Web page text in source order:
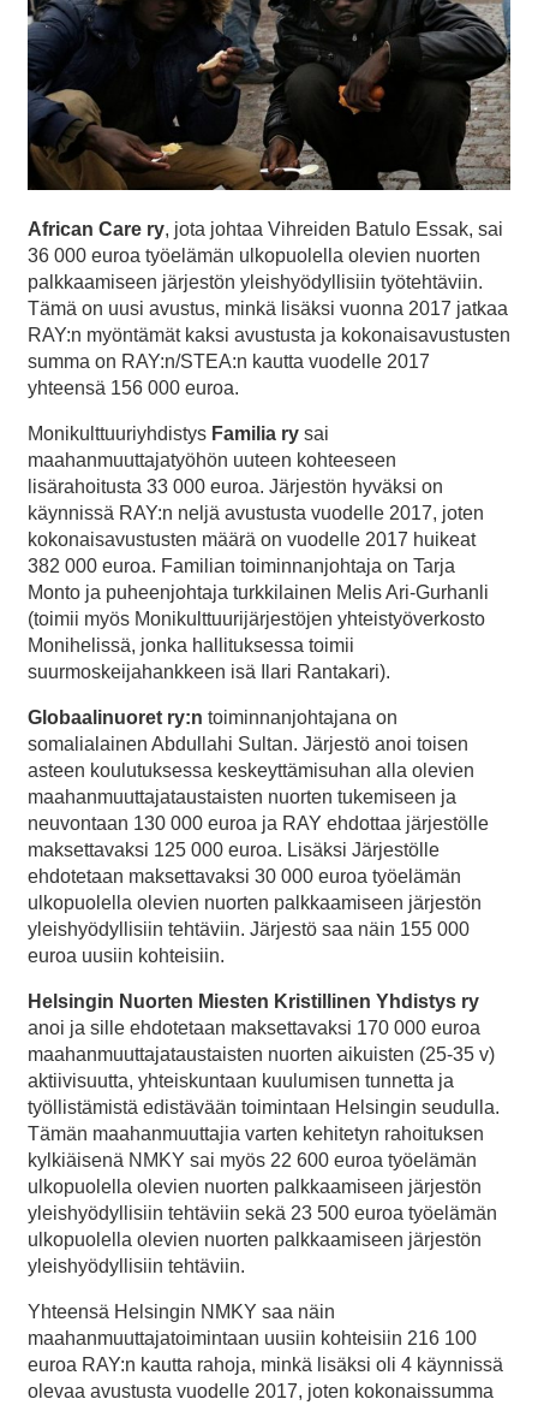
African Care ry, jota johtaa Vihreiden Batulo Essak, sai
36 000 euroa työelämän ulkopuolella olevien nuorten
palkkaamiseen järjestön yleishyödyllisiin työtehtäviin.
Tämä on uusi avustus, minkä lisäksi vuonna 2017 jatkaa
RAY:n myöntämät kaksi avustusta ja kokonaisavustusten
summa on RAY:n/STEA:n kautta vuodelle 2017
yhteensä 156 000 euroa.
Monikulttuuriyhdistys Familia ry sai
maahanmuuttajatyöhön uuteen kohteeseen
lisärahoitusta 33 000 euroa. Järjestön hyväksi on
käynnissä RAY:n neljä avustusta vuodelle 2017, joten
kokonaisavustusten määrä on vuodelle 2017 huikeat
382 000 euroa. Familian toiminnanjohtaja on Tarja
Monto ja puheenjohtaja turkkilainen Melis Ari-Gurhanli
(toimii myös Monikulttuurijärjestöjen yhteistyöverkosto
Monihelissä, jonka hallituksessa toimii
suurmoskeijahankkeen isä Ilari Rantakari).
Globaalinuoret ry:n toiminnanjohtajana on
somalialainen Abdullahi Sultan. Järjestö anoi toisen
asteen koulutuksessa keskeyttämisuhan alla olevien
maahanmuuttajataustaisten nuorten tukemiseen ja
neuvontaan 130 000 euroa ja RAY ehdottaa järjestölle
maksettavaksi 125 000 euroa. Lisäksi Järjestölle
ehdotetaan maksettavaksi 30 000 euroa työelämän
ulkopuolella olevien nuorten palkkaamiseen järjestön
yleishyödyllisiin tehtäviin. Järjestö saa näin 155 000
euroa uusiin kohteisiin.
Helsingin Nuorten Miesten Kristillinen Yhdistys ry
anoi ja sille ehdotetaan maksettavaksi 170 000 euroa
maahanmuuttajataustaisten nuorten aikuisten (25-35 v)
aktiivisuutta, yhteiskuntaan kuulumisen tunnetta ja
työllistämistä edistävään toimintaan Helsingin seudulla.
Tämän maahanmuuttajia varten kehitetyn rahoituksen
kylkiäisenä NMKY sai myös 22 600 euroa työelämän
ulkopuolella olevien nuorten palkkaamiseen järjestön
yleishyödyllisiin tehtäviin sekä 23 500 euroa työelämän
ulkopuolella olevien nuorten palkkaamiseen järjestön
yleishyödyllisiin tehtäviin.
Yhteensä Helsingin NMKY saa näin
maahanmuuttajatoimintaan uusiin kohteisiin 216 100
euroa RAY:n kautta rahoja, minkä lisäksi oli 4 käynnissä
olevaa avustusta vuodelle 2017, joten kokonaissumma